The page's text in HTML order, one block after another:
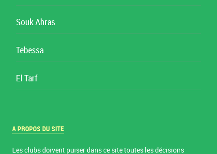
Souk Ahras
Tebessa
El Tarf
A PROPOS DU SITE
Les clubs doivent puiser dans ce site toutes les décisions